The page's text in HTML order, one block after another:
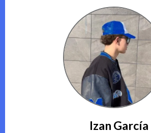
Izan García